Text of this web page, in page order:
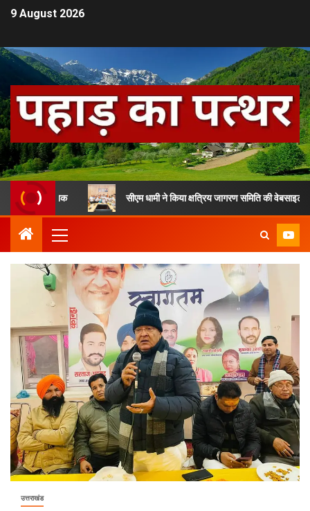
9 August 2026
सैनिक सीएम धामी ने किया क्षत्रिय जागरण समिति की वेबसाइट का विमोचन
उत्तराखंड